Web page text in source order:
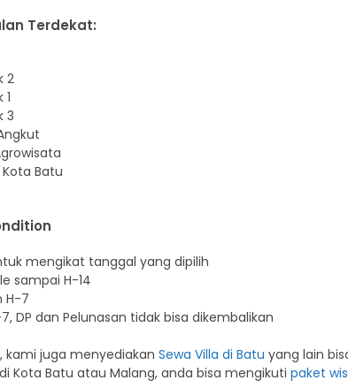
Terdekat:
2
3
Batu
mengikat tanggal yang dipilih
sampai H-14
H-7
DP dan Pelunasan tidak bisa dikembalikan
, kami juga menyediakan Sewa Villa di Batu yang lain
Kota Batu atau Malang, anda bisa mengikuti paket